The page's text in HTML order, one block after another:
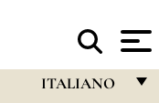
ITALIANO